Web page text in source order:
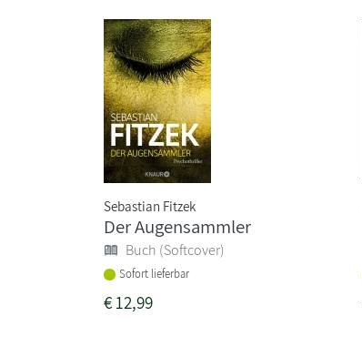
Sebastian Fitzek
Der Augensammler
Buch (Softcover)
Sofort lieferbar
€12,99